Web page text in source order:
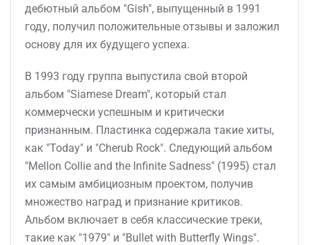
дебютный альбом "Gish", выпущенный в 1991
году, получил положительные отзывы и заложил
основу для их будущего успеха.
В 1993 году группа выпустила свой второй
альбом "Siamese Dream", который стал
коммерчески успешным и критически
признанным. Пластинка содержала такие хиты,
как "Today" и "Cherub Rock". Следующий альбом
"Mellon Collie and the Infinite Sadness" (1995) стал
их самым амбициозным проектом, получив
множество наград и признание критиков.
Альбом включает в себя классические треки,
такие как "1979" и "Bullet with Butterfly Wings".